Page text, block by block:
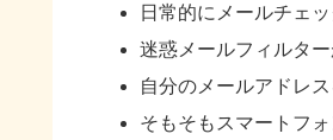
日常的にメールチェ
迷惑メールフィルタ
自分のメールアドレ
そもそもスマートフ